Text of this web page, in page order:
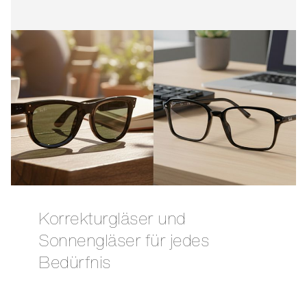
Korrekturgläser und
Sonnengläser für jedes
Bedürfnis